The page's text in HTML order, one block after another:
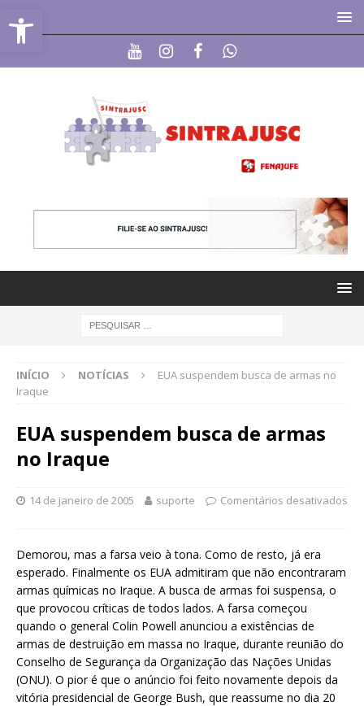
Abrir a barra de ferramentas
INÍCIO NOTÍCIAS
EUA suspendem busca de armas no
Iraque
EUA suspendem busca de armas
no Iraque
14 de janeiro de 2005 suporte Comentários desativados
Demorou, mas a farsa veio à tona. Como de resto, já era
esperado. Finalmente os EUA admitiram que não encontraram
armas químicas no Iraque. A busca de armas foi suspensa, o
que provocou críticas de todos lados. A farsa começou
quando o general Colin Powell anunciou a existências de
armas de destruição em massa no Iraque, durante reunião do
Conselho de Segurança da Organização das Nações Unidas
(ONU). O pior é que o anúncio foi feito novamente depois da
vitória presidencial de George Bush, que reassume no dia 20